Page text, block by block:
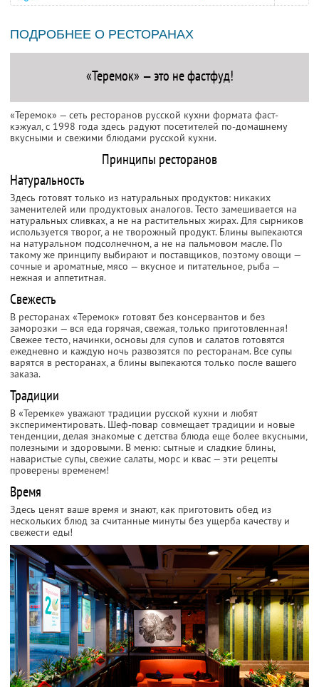
ПОДРОБНЕЕ О РЕСТОРАНАХ
«Теремок» — это не фастфуд!
«Теремок» — сеть ресторанов русской кухни формата фаст-
кэжуал, с 1998 года здесь радуют посетителей по-домашнему
вкусными и свежими блюдами русской кухни.
Принципы ресторанов
Натуральность
Здесь готовят только из натуральных продуктов: никаких
заменителей или продуктовых аналогов. Тесто замешивается на
натуральных сливках, а не на растительных жирах. Для сырников
используется творог, а не творожный продукт. Блины выпекаются
на натуральном подсолнечном, а не на пальмовом масле. По
такому же принципу выбирают и поставщиков, поэтому овощи —
сочные и ароматные, мясо — вкусное и питательное, рыба —
нежная и аппетитная.
Свежесть
В ресторанах «Теремок» готовят без консервантов и без
заморозки — вся еда горячая, свежая, только приготовленная!
Свежее тесто, начинки, основы для супов и салатов готовятся
ежедневно и каждую ночь развозятся по ресторанам. Все супы
варятся в ресторанах, а блины выпекаются только после вашего
заказа.
Традиции
В «Теремке» уважают традиции русской кухни и любят
экспериментировать. Шеф-повар совмещает традиции и новые
тенденции, делая знакомые с детства блюда еще более вкусными,
полезными и здоровыми. В меню: сытные и сладкие блины,
наваристые супы, свежие салаты, морс и квас — эти рецепты
проверены временем!
Время
Здесь ценят ваше время и знают, как приготовить обед из
нескольких блюд за считанные минуты без ущерба качеству и
свежести еды!